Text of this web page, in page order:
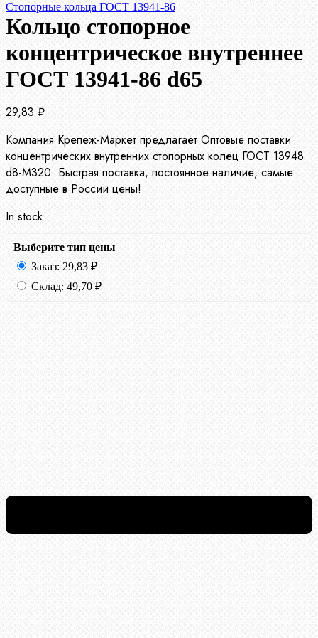
Стопорные кольца ГОСТ 13941-86
Кольцо стопорное
концентрическое внутреннее
ГОСТ 13941-86 d65
29,83 ₽
Компания Крепеж-Маркет предлагает Оптовые поставки
концентрических внутренних стопорных колец ГОСТ 13948
d8-М320. Быстрая поставка, постоянное наличие, самые
доступные в России цены!
In stock
Выберите тип цены
Заказ: 29,83 ₽
Склад: 49,70 ₽